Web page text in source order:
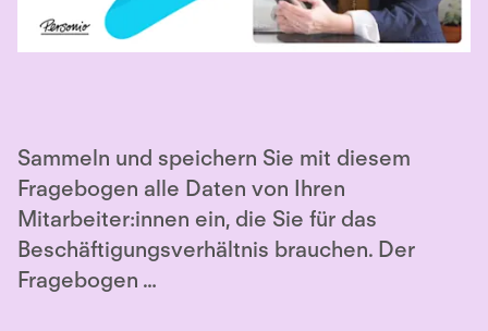
Sammeln und speichern Sie mit diesem
Fragebogen alle Daten von Ihren
Mitarbeiter:innen ein, die Sie für das
Beschäftigungsverhältnis brauchen. Der
Fragebogen …